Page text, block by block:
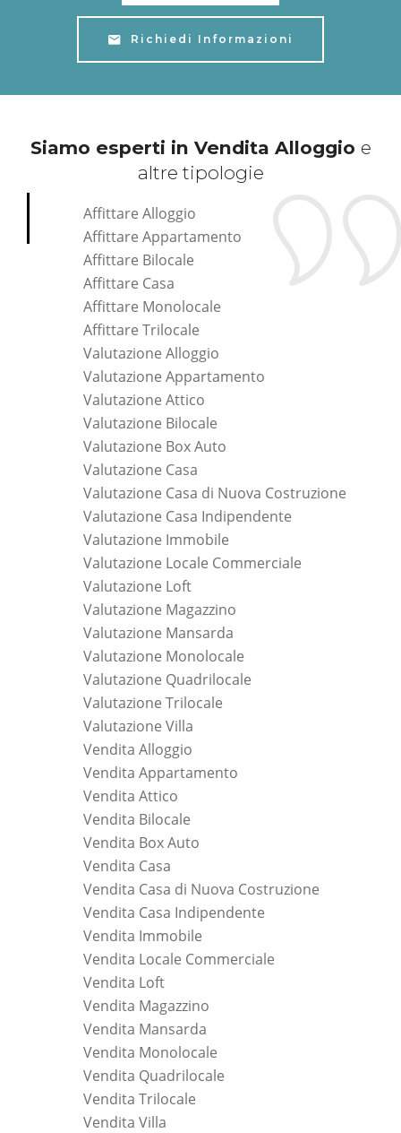
Richiedi Informazioni
Siamo esperti in Vendita Alloggio e
altre tipologie
Affittare Alloggio
Affittare Appartamento
Affittare Bilocale
Affittare Casa
Affittare Monolocale
Affittare Trilocale
Valutazione Alloggio
Valutazione Appartamento
Valutazione Attico
Valutazione Bilocale
Valutazione Box Auto
Valutazione Casa
Valutazione Casa di Nuova Costruzione
Valutazione Casa Indipendente
Valutazione Immobile
Valutazione Locale Commerciale
Valutazione Loft
Valutazione Magazzino
Valutazione Mansarda
Valutazione Monolocale
Valutazione Quadrilocale
Valutazione Trilocale
Valutazione Villa
Vendita Alloggio
Vendita Appartamento
Vendita Attico
Vendita Bilocale
Vendita Box Auto
Vendita Casa
Vendita Casa di Nuova Costruzione
Vendita Casa Indipendente
Vendita Immobile
Vendita Locale Commerciale
Vendita Loft
Vendita Magazzino
Vendita Mansarda
Vendita Monolocale
Vendita Quadrilocale
Vendita Trilocale
Vendita Villa